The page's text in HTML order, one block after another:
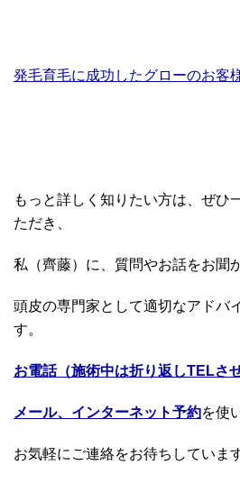
発毛育毛に成功したグローのお客
もっと詳しく知りたい方は、ぜひ
ただき、
私（齊藤）に、質問やお話をお聞
頭皮の専門家として適切なアドバ
す。
お電話（施術中は折り返しTELさ
メール、インターネット予約を使
お気軽にご連絡をお待ちしています